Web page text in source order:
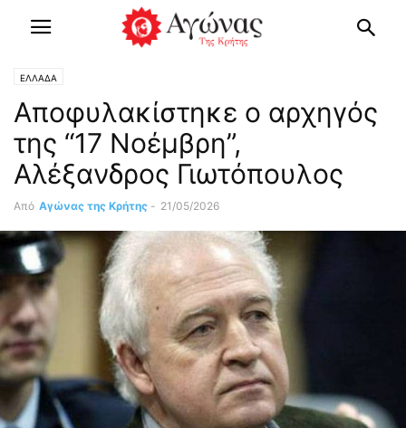
ΕΛΛΑΔΑ
Αποφυλακίστηκε ο αρχηγός
της “17 Νοέμβρη”,
Αλέξανδρος Γιωτόπουλος
Από Αγώνας της Κρήτης - 21/05/2026